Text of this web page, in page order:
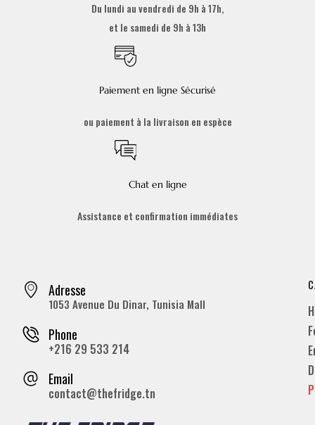
Du lundi au vendredi de 9h à 17h,
et le samedi de 9h à 13h
Paiement en ligne Sécurisé
ou paiement à la livraison en espèce
Chat en ligne
Assistance et confirmation immédiates
Adresse
1053 Avenue Du Dinar, Tunisia Mall
Phone
+216 29 533 214
Email
contact@thefridge.tn